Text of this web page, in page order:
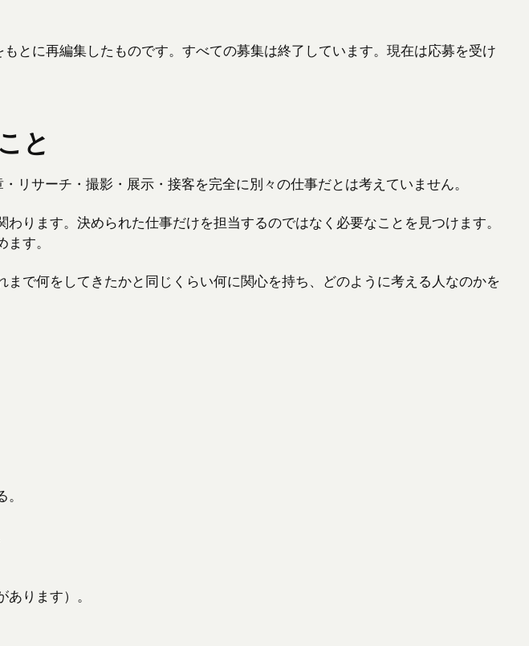
とに再編集したものです。すべての募集は終了しています。現在は応募を受け
と
リサーチ・撮影・展示・接客を完全に別々の仕事だとは考えていません。
ります。決められた仕事だけを担当するのではなく必要なことを見つけます。
す。
で何をしてきたかと同じくらい何に関心を持ち、どのように考える人なのかを
ります）。